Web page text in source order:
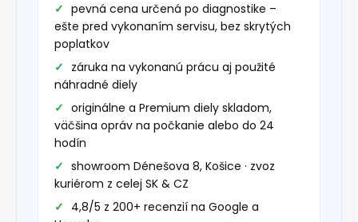
pevná cena určená po diagnostike –
ešte pred vykonaním servisu, bez skrytých
poplatkov
záruka na vykonanú prácu aj použité
náhradné diely
originálne a Premium diely skladom,
väčšina opráv na počkanie alebo do 24
hodín
showroom Dénešova 8, Košice · zvoz
kuriérom z celej SK & CZ
4,8/5 z 200+ recenzií na Google a